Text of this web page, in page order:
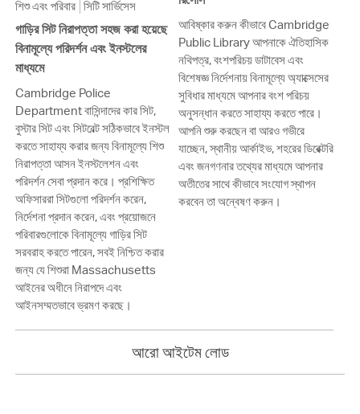
শিশু এবং পরিবার সিটি সার্ভিসেস
গাড়ির সিট নিরাপত্তা সহজ করা হয়েছে
বিনামূল্যে পরিদর্শন এবং ইনস্টলের
মাধ্যমে
Cambridge Police
Department বাসিন্দাদের কার সিট,
বুস্টার সিট এবং সিটবেল্ট সঠিকভাবে ইনস্টল
করতে সাহায্য করার জন্য বিনামূল্যে শিশু
নিরাপত্তা আসন ইনস্টলেশন এবং
পরিদর্শন সেবা প্রদান করে। প্রশিক্ষিত
অফিসাররা সিটগুলো পরিদর্শন করেন,
নির্দেশনা প্রদান করেন, এবং প্রয়োজনে
পরিবারগুলোকে বিনামূল্যে গাড়ির সিট
সরবরাহ করতে পারেন, সবই নিশ্চিত করার
জন্য যে শিশুরা Massachusetts
আইনের অধীনে নিরাপদে এবং
আইনসম্মতভাবে ভ্রমণ করছে।
আবিষ্কার করুন কীভাবে Cambridge
Public Library আপনাকে ঐতিহাসিক
নথিপত্র, বংশপরিচয় ডাটাবেস এবং
বিশেষজ্ঞ নির্দেশনায় বিনামূল্যে অ্যাক্সেসের
সুবিধার মাধ্যমে আপনার বংশ পরিচয়
অনুসন্ধান করতে সাহায্য করতে পারে।
আপনি শুরু করছেন বা আরও গভীরে
যাচ্ছেন, স্থানীয় আর্কাইভ, শহরের ডিরেক্টরি
এবং জনগণনার তথ্যের মাধ্যমে আপনার
অতীতের সাথে কীভাবে সংযোগ স্থাপন
করবেন তা অন্বেষণ করুন।
আরো আইটেম লোড